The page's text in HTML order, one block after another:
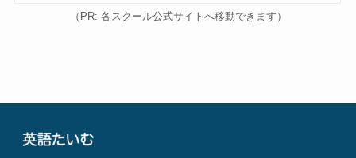
（PR: 各スクール公式サイトへ移動できます）